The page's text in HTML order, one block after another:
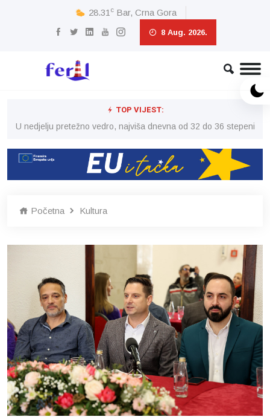
28.31 c Bar, Crna Gora
8 Aug. 2026.
TOP VIJEST:
U nedjelju pretežno vedro, najviša dnevna od 32 do 36 stepeni
Početna Kultura